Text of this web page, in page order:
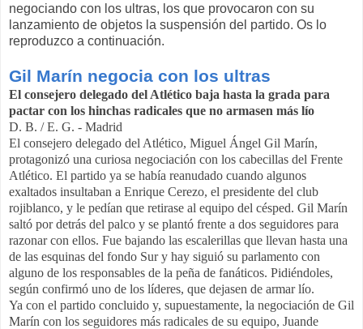
negociando con los ultras, los que provocaron con su
lanzamiento de objetos la suspensión del partido. Os lo
reproduzco a continuación.
Gil Marín negocia con los ultras
El consejero delegado del Atlético baja hasta la grada para
pactar con los hinchas radicales que no armasen más lío
D. B. / E. G. - Madrid
El consejero delegado del Atlético, Miguel Ángel Gil Marín,
protagonizó una curiosa negociación con los cabecillas del Frente
Atlético. El partido ya se había reanudado cuando algunos
exaltados insultaban a Enrique Cerezo, el presidente del club
rojiblanco, y le pedían que retirase al equipo del césped. Gil Marín
saltó por detrás del palco y se plantó frente a dos seguidores para
razonar con ellos. Fue bajando las escalerillas que llevan hasta una
de las esquinas del fondo Sur y hay siguió su parlamento con
alguno de los responsables de la peña de fanáticos. Pidiéndoles,
según confirmó uno de los líderes, que dejasen de armar lío.
Ya con el partido concluido y, supuestamente, la negociación de Gil
Marín con los seguidores más radicales de su equipo, Juande